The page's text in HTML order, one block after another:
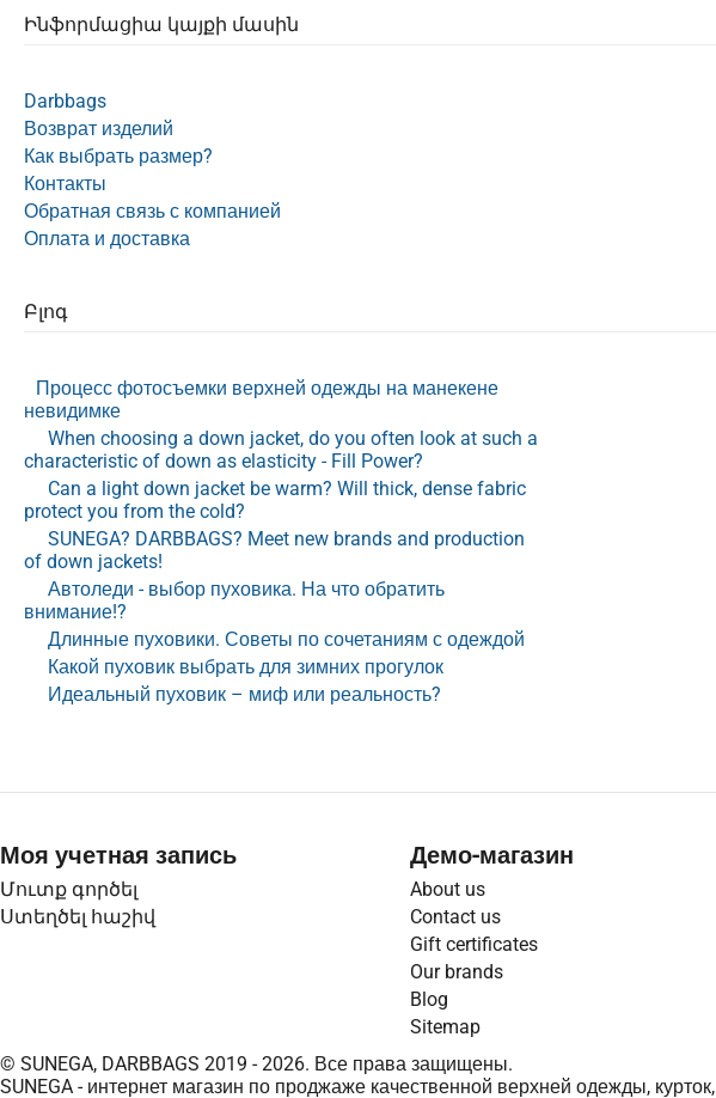
Ինֆորմացիա կայքի մասին
Darbbags
Возврат изделий
Как выбрать размер?
Контакты
Обратная связь с компанией
Оплата и доставка
Բլոգ
Процесс фотосъемки верхней одежды на манекене
невидимке
When choosing a down jacket, do you often look at such a
characteristic of down as elasticity - Fill Power?
Can a light down jacket be warm? Will thick, dense fabric
protect you from the cold?
SUNEGA? DARBBAGS? Meet new brands and production
of down jackets!
Автоледи - выбор пуховика. На что обратить
внимание!?
Длинные пуховики. Советы по сочетаниям с одеждой
Какой пуховик выбрать для зимних прогулок
Идеальный пуховик – миф или реальность?
Моя учетная запись
Մուտք գործել
Ստեղծել հաշիվ
Демо-магазин
About us
Contact us
Gift certificates
Our brands
Blog
Sitemap
© SUNEGA, DARBBAGS 2019 - 2026. Все права защищены.
SUNEGA - интернет магазин по проджаже качественной верхней одежды, курток,